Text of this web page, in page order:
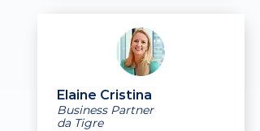
Elaine Cristina
Business Partner
da Tigre